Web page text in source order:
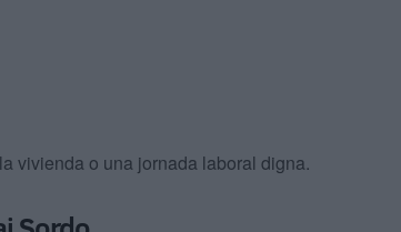
vivienda o una jornada laboral digna.